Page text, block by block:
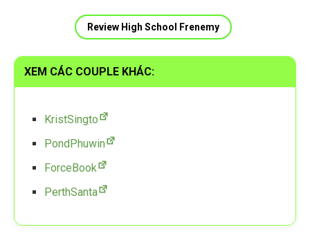
Review High School Frenemy
XEM CÁC COUPLE KHÁC:
KristSingto
PondPhuwin
ForceBook
PerthSanta